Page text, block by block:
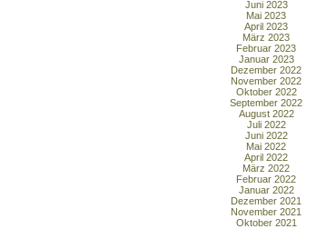
Juni 2023
Mai 2023
April 2023
März 2023
Februar 2023
Januar 2023
Dezember 2022
November 2022
Oktober 2022
September 2022
August 2022
Juli 2022
Juni 2022
Mai 2022
April 2022
März 2022
Februar 2022
Januar 2022
Dezember 2021
November 2021
Oktober 2021